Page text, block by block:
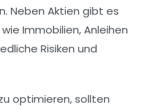
Neben Aktien gibt es
Immobilien, Anleihen
Risiken und
optimieren, sollten